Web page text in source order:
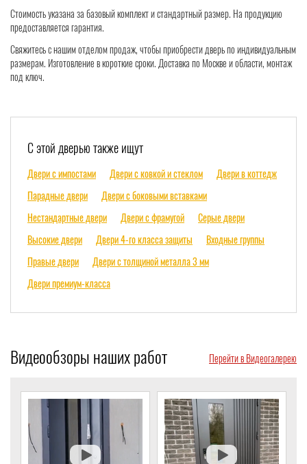
Стоимость указана за базовый комплект и стандартный размер. На продукцию
предоставляется гарантия.
Свяжитесь с нашим отделом продаж, чтобы приобрести дверь по индивидуальным
размерам. Изготовление в короткие сроки. Доставка по Москве и области, монтаж
под ключ.
С этой дверью также ищут
Двери с импостами Двери с ковкой и стеклом
Двери в коттедж
Парадные двери
Двери с боковыми вставками
Нестандартные двери
Двери с фрамугой
Серые двери
Высокие двери
Двери 4-го класса защиты
Входные группы
Правые двери
Двери с толщиной металла 3 мм
Двери премиум-класса
Видеообзоры наших работ Перейти в Видеогалерею